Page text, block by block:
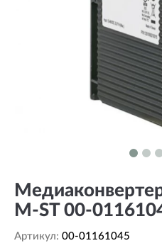
M-ST 00-
Артикул: 00-01161045